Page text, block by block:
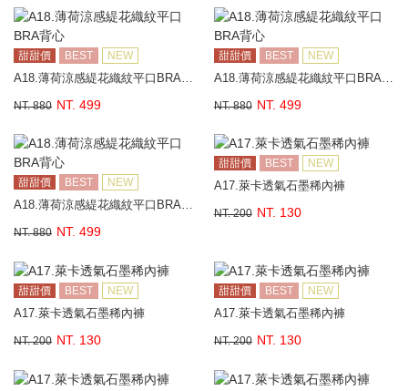
甜甜價 BEST NEW
NT. 880 NT. 499
甜甜價 BEST NEW
NT. 880 NT. 499
甜甜價 BEST NEW
A18.薄荷涼感緹花織紋平口BRA背心
NT. 880 NT. 499
甜甜價 BEST NEW
A17.萊卡透氣石墨稀內褲
NT. 200 NT. 130
甜甜價 BEST NEW
A17.萊卡透氣石墨稀內褲
NT. 200 NT. 130
甜甜價 BEST NEW
A17.萊卡透氣石墨稀內褲
NT. 200 NT. 130